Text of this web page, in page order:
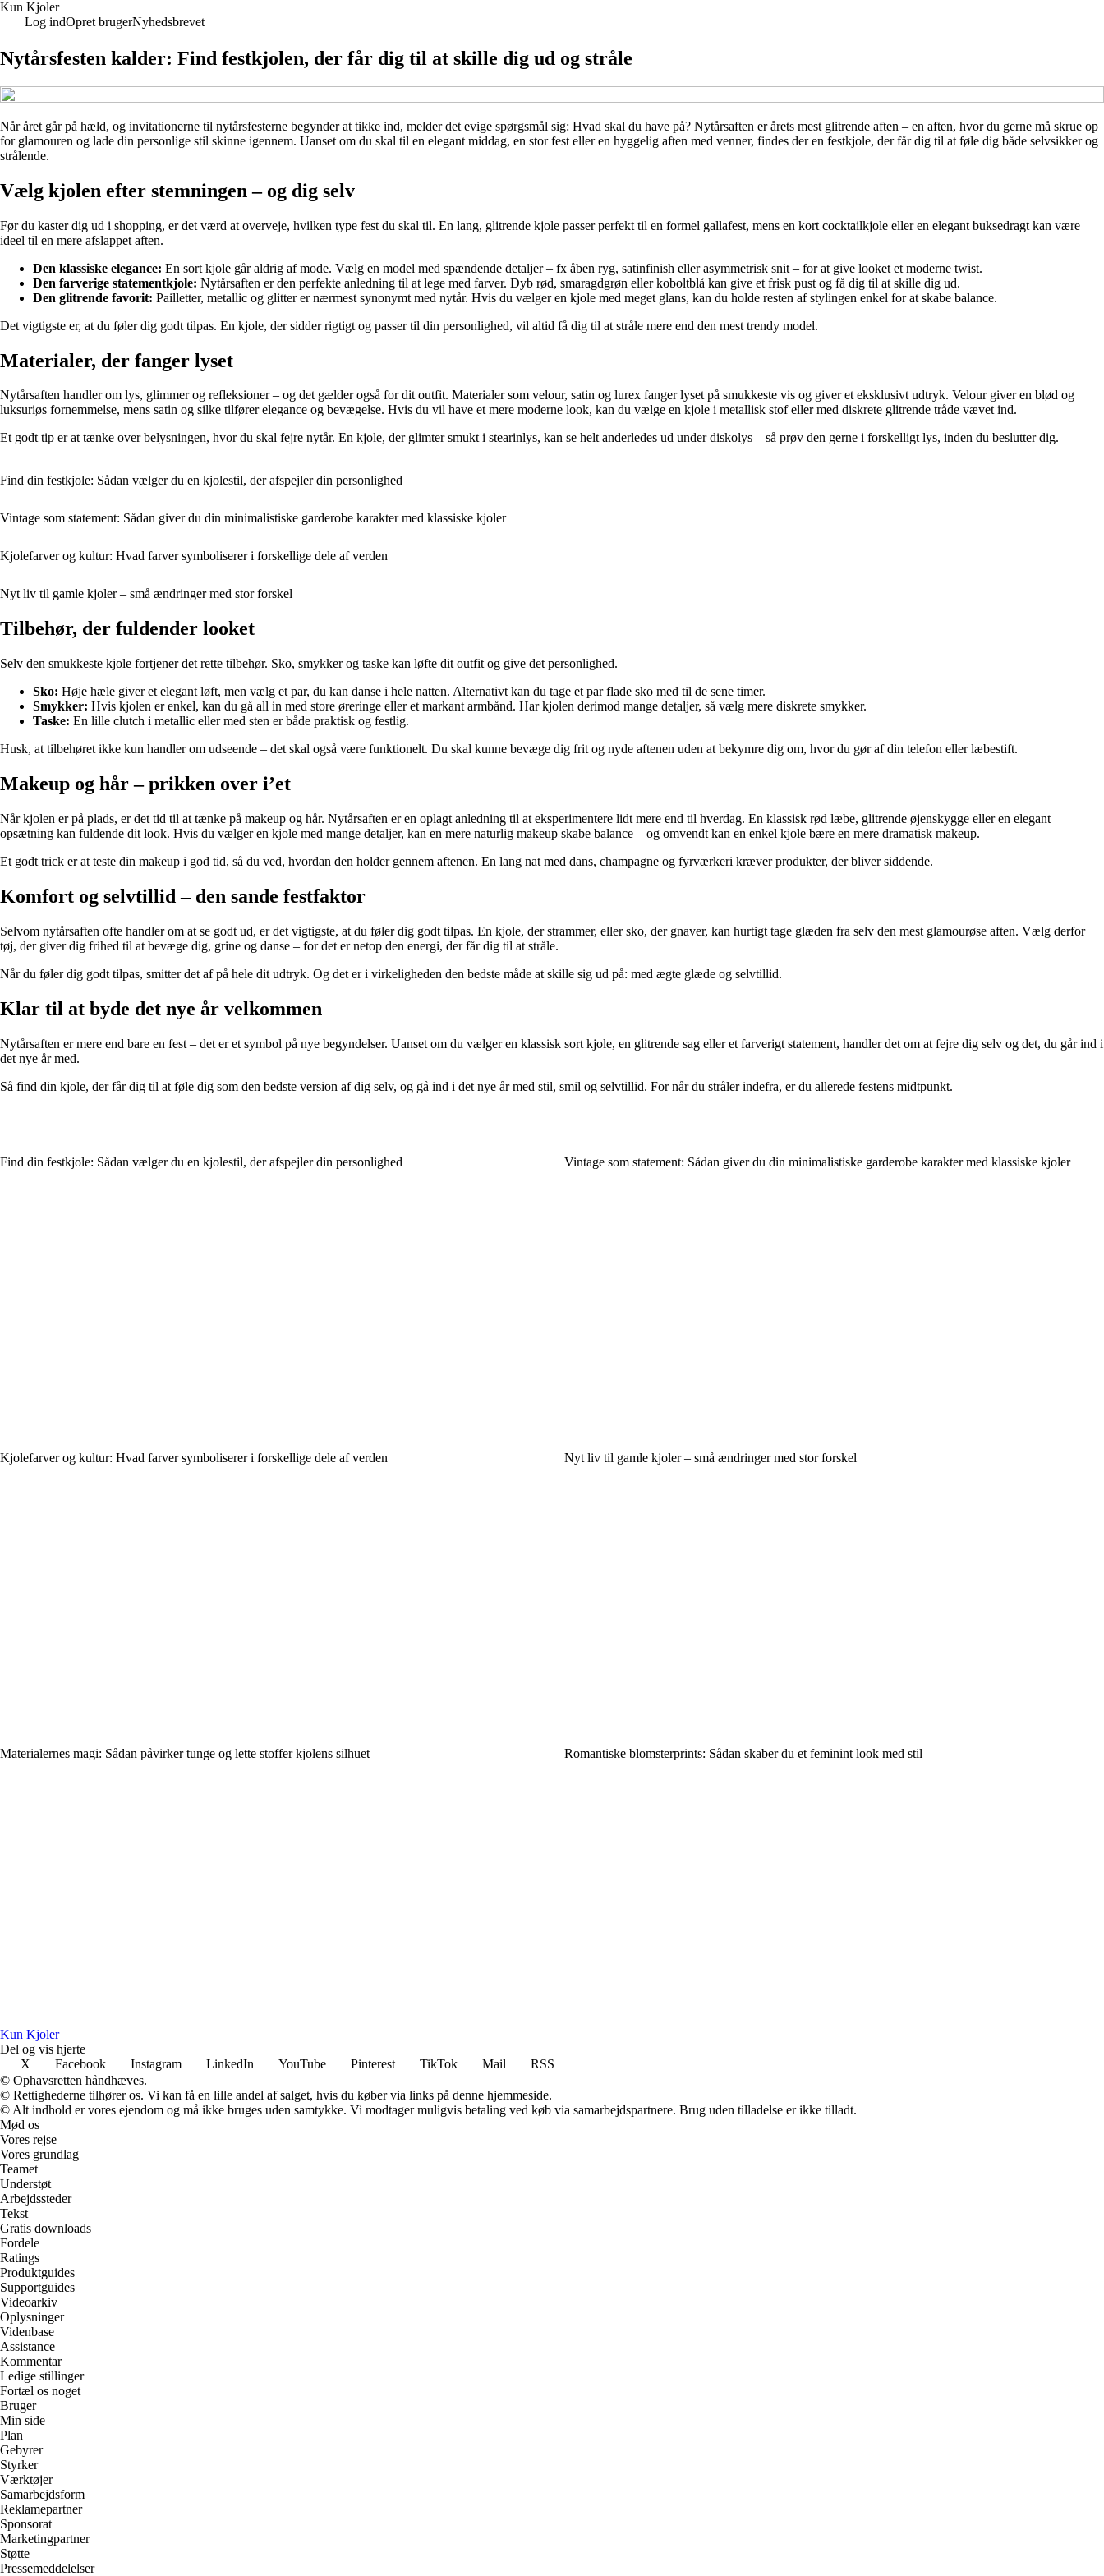
Kun Kjoler
Log indOpret brugerNyhedsbrevet
Nytårsfesten kalder: Find festkjolen, der får dig til at skille dig ud og stråle
Når året går på hæld, og invitationerne til nytårsfesterne begynder at tikke ind, melder det evige spørgsmål sig: Hvad skal du have på? Nytårsaften er årets mest glitrende aften – en aften, hvor du gerne må skrue op
for glamouren og lade din personlige stil skinne igennem. Uanset om du skal til en elegant middag, en stor fest eller en hyggelig aften med venner, findes der en festkjole, der får dig til at føle dig både selvsikker og
strålende.
Vælg kjolen efter stemningen – og dig selv
Før du kaster dig ud i shopping, er det værd at overveje, hvilken type fest du skal til. En lang, glitrende kjole passer perfekt til en formel gallafest, mens en kort cocktailkjole eller en elegant buksedragt kan være
ideel til en mere afslappet aften.
Den klassiske elegance: En sort kjole går aldrig af mode. Vælg en model med spændende detaljer – fx åben ryg, satinfinish eller asymmetrisk snit – for at give looket et moderne twist.
Den farverige statementkjole: Nytårsaften er den perfekte anledning til at lege med farver. Dyb rød, smaragdgrøn eller koboltblå kan give et frisk pust og få dig til at skille dig ud.
Den glitrende favorit: Pailletter, metallic og glitter er nærmest synonymt med nytår. Hvis du vælger en kjole med meget glans, kan du holde resten af stylingen enkel for at skabe balance.
Det vigtigste er, at du føler dig godt tilpas. En kjole, der sidder rigtigt og passer til din personlighed, vil altid få dig til at stråle mere end den mest trendy model.
Materialer, der fanger lyset
Nytårsaften handler om lys, glimmer og refleksioner – og det gælder også for dit outfit. Materialer som velour, satin og lurex fanger lyset på smukkeste vis og giver et eksklusivt udtryk. Velour giver en blød og
luksuriøs fornemmelse, mens satin og silke tilfører elegance og bevægelse. Hvis du vil have et mere moderne look, kan du vælge en kjole i metallisk stof eller med diskrete glitrende tråde vævet ind.
Et godt tip er at tænke over belysningen, hvor du skal fejre nytår. En kjole, der glimter smukt i stearinlys, kan se helt anderledes ud under diskolys – så prøv den gerne i forskelligt lys, inden du beslutter dig.
Find din festkjole: Sådan vælger du en kjolestil, der afspejler din personlighed
Vintage som statement: Sådan giver du din minimalistiske garderobe karakter med klassiske kjoler
Kjolefarver og kultur: Hvad farver symboliserer i forskellige dele af verden
Nyt liv til gamle kjoler – små ændringer med stor forskel
Tilbehør, der fuldender looket
Selv den smukkeste kjole fortjener det rette tilbehør. Sko, smykker og taske kan løfte dit outfit og give det personlighed.
Sko: Høje hæle giver et elegant løft, men vælg et par, du kan danse i hele natten. Alternativt kan du tage et par flade sko med til de sene timer.
Smykker: Hvis kjolen er enkel, kan du gå all in med store øreringe eller et markant armbånd. Har kjolen derimod mange detaljer, så vælg mere diskrete smykker.
Taske: En lille clutch i metallic eller med sten er både praktisk og festlig.
Husk, at tilbehøret ikke kun handler om udseende – det skal også være funktionelt. Du skal kunne bevæge dig frit og nyde aftenen uden at bekymre dig om, hvor du gør af din telefon eller læbestift.
Makeup og hår – prikken over i’et
Når kjolen er på plads, er det tid til at tænke på makeup og hår. Nytårsaften er en oplagt anledning til at eksperimentere lidt mere end til hverdag. En klassisk rød læbe, glitrende øjenskygge eller en elegant
opsætning kan fuldende dit look. Hvis du vælger en kjole med mange detaljer, kan en mere naturlig makeup skabe balance – og omvendt kan en enkel kjole bære en mere dramatisk makeup.
Et godt trick er at teste din makeup i god tid, så du ved, hvordan den holder gennem aftenen. En lang nat med dans, champagne og fyrværkeri kræver produkter, der bliver siddende.
Komfort og selvtillid – den sande festfaktor
Selvom nytårsaften ofte handler om at se godt ud, er det vigtigste, at du føler dig godt tilpas. En kjole, der strammer, eller sko, der gnaver, kan hurtigt tage glæden fra selv den mest glamourøse aften. Vælg derfor
tøj, der giver dig frihed til at bevæge dig, grine og danse – for det er netop den energi, der får dig til at stråle.
Når du føler dig godt tilpas, smitter det af på hele dit udtryk. Og det er i virkeligheden den bedste måde at skille sig ud på: med ægte glæde og selvtillid.
Klar til at byde det nye år velkommen
Nytårsaften er mere end bare en fest – det er et symbol på nye begyndelser. Uanset om du vælger en klassisk sort kjole, en glitrende sag eller et farverigt statement, handler det om at fejre dig selv og det, du går ind i
det nye år med.
Så find din kjole, der får dig til at føle dig som den bedste version af dig selv, og gå ind i det nye år med stil, smil og selvtillid. For når du stråler indefra, er du allerede festens midtpunkt.
Find din festkjole: Sådan vælger du en kjolestil, der afspejler din personlighed Vintage som statement: Sådan giver du din minimalistiske garderobe karakter med klassiske kjoler
Kjolefarver og kultur: Hvad farver symboliserer i forskellige dele af verden Nyt liv til gamle kjoler – små ændringer med stor forskel
Materialernes magi: Sådan påvirker tunge og lette stoffer kjolens silhuet Romantiske blomsterprints: Sådan skaber du et feminint look med stil
Kun Kjoler
Del og vis hjerte
X
Facebook Instagram LinkedIn YouTube Pinterest TikTok Mail
RSS
© Ophavsretten håndhæves.
© Rettighederne tilhører os. Vi kan få en lille andel af salget, hvis du køber via links på denne hjemmeside.
© Alt indhold er vores ejendom og må ikke bruges uden samtykke. Vi modtager muligvis betaling ved køb via samarbejdspartnere. Brug uden tilladelse er ikke tilladt.
Mød os
Vores rejse
Vores grundlag
Teamet
Understøt
Arbejdssteder
Tekst
Gratis downloads
Fordele
Ratings
Produktguides
Supportguides
Videoarkiv
Oplysninger
Videnbase
Assistance
Kommentar
Ledige stillinger
Fortæl os noget
Bruger
Min side
Plan
Gebyrer
Styrker
Værktøjer
Samarbejdsform
Reklamepartner
Sponsorat
Marketingpartner
Støtte
Pressemeddelelser